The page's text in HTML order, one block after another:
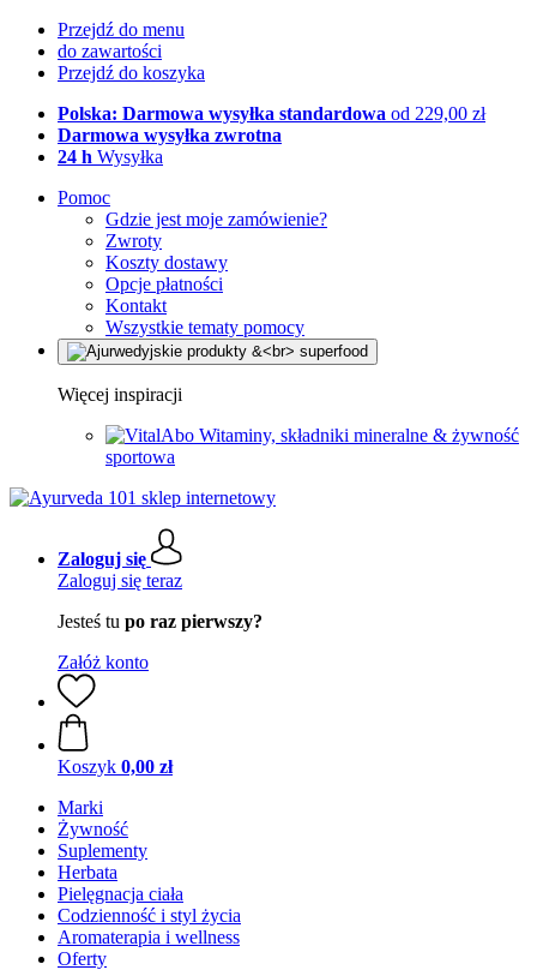
Przejdź do menu
do zawartości
Przejdź do koszyka
Polska: Darmowa wysyłka standardowa od 229,00 zł
Darmowa wysyłka zwrotna
24 h Wysyłka
Pomoc
Gdzie jest moje zamówienie?
Zwroty
Koszty dostawy
Opcje płatności
Kontakt
Wszystkie tematy pomocy
Więcej inspiracji
Witaminy, składniki mineralne & żywność
sportowa
Zaloguj się
Zaloguj się teraz
Jesteś tu po raz pierwszy?
Załóż konto
Koszyk 0,00 zł
Marki
Żywność
Suplementy
Herbata
Pielęgnacja ciała
Codzienność i styl życia
Aromaterapia i wellness
Oferty